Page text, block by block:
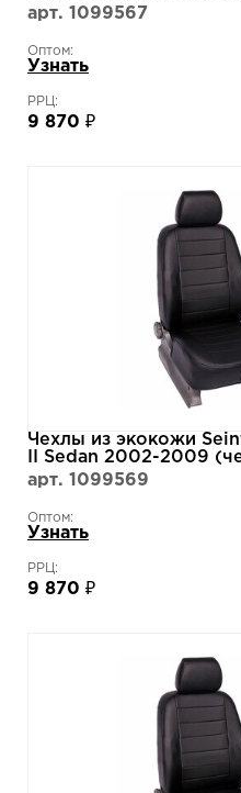
арт. 1099567
Оптом:
Узнать
РРЦ:
9 870 ₽
Чехлы из экокожи
II Sedan 2002-2009
арт. 1099569
Оптом:
Узнать
РРЦ:
9 870 ₽